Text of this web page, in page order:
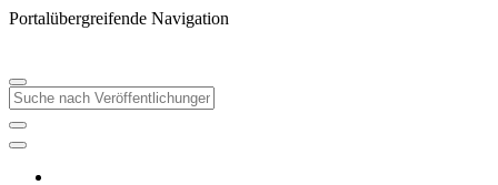
Portalübergreifende Navigation